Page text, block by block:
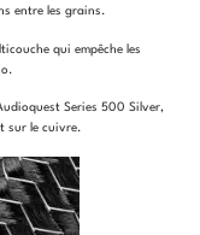
entre les grains.
qui empêche les
Series 500 Silver,
sur le cuivre.